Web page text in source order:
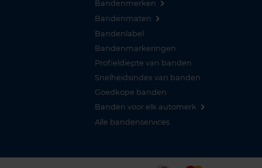
Bandenmerken
Bandenmaten
Bandenlabel
Bandenmarkeringen
Profieldiepte van banden
Snelheidsindex van banden
Goedkope banden
Banden voor elk automerk
Alle bandenservices